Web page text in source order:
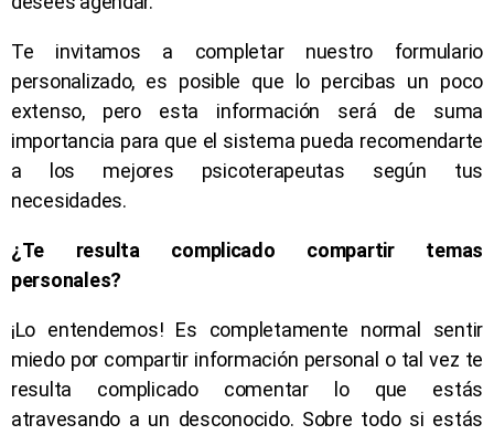
Te invitamos a completar nuestro formulario
personalizado, es posible que lo percibas un poco
extenso, pero esta información será de suma
importancia para que el sistema pueda recomendarte
a los mejores psicoterapeutas según tus
necesidades.
¿Te resulta complicado compartir temas
personales?
¡Lo entendemos! Es completamente normal sentir
miedo por compartir información personal o tal vez te
resulta complicado comentar lo que estás
atravesando a un desconocido. Sobre todo si estás